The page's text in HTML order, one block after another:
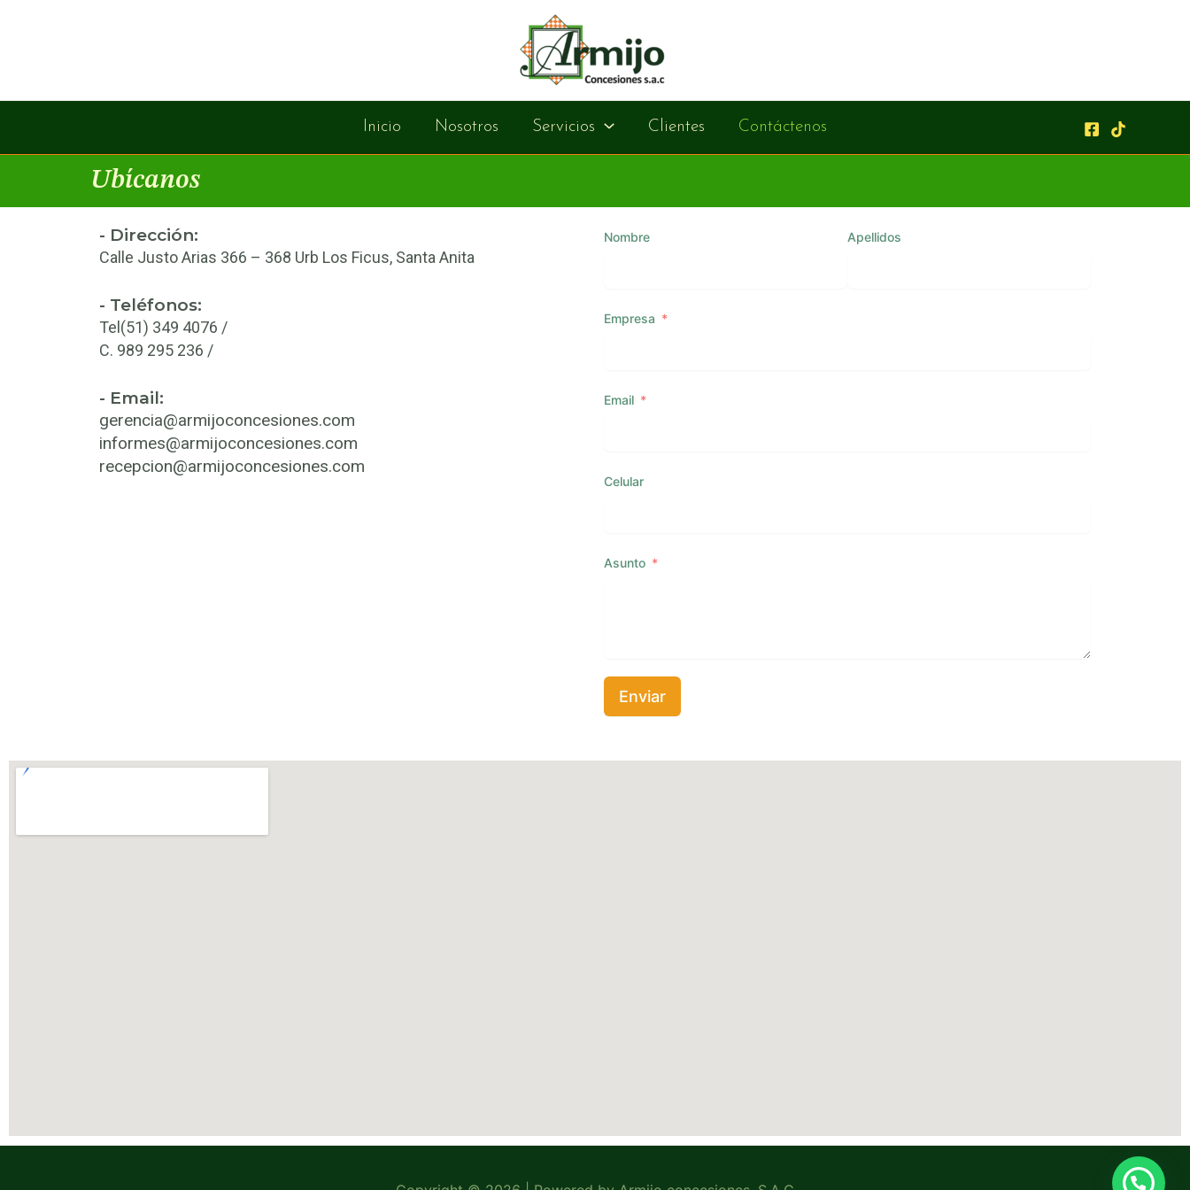
Inicio Nosotros Servicios Clientes Contáctenos
Ubícanos
- Dirección:
Calle Justo Arias 366 – 368 Urb Los Ficus, Santa Anita
- Teléfonos:
Tel(51) 349 4076 /
C. 989 295 236 /
- Email:
gerencia@armijoconcesiones.com
informes@armijoconcesiones.com
recepcion@armijoconcesiones.com
Nombre Apellidos
Empresa
Email
Celular
Asunto
Enviar